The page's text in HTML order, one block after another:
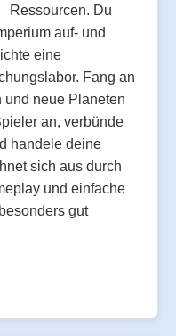
Ressourcen. Du
auf- und
eine
Fang an
und neue Planeten
an, verbünde
handele deine
sich aus durch
und einfache
gut